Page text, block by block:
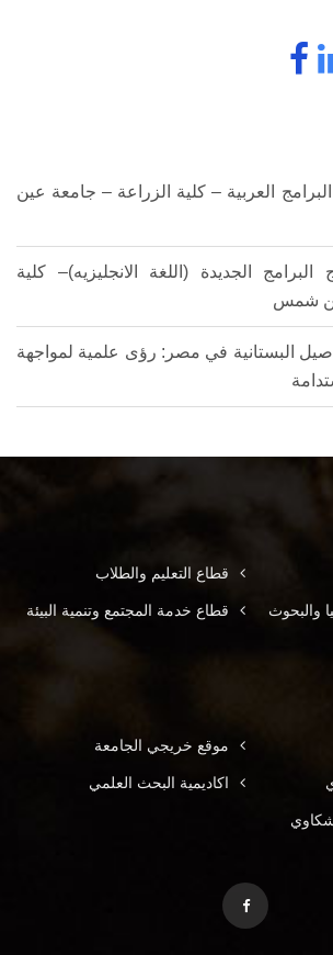
العربية – كلية الزراعة – جامعة عين
الجديدة (اللغة الانجليزيه)– كلية
شمس
البستانية في مصر: رؤى علمية لمواجهة
قطاع التعليم والطلاب
والبحوث قطاع خدمة المجتمع وتنمية البيئة
موقع خريجي الجامعة
اكاديمية البحث العلمي